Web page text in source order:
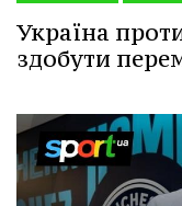
Україна
здобути